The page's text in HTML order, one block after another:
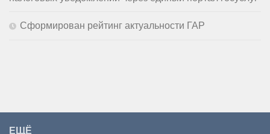
Сформирован рейтинг актуальности ГАР
ЕЩЁ